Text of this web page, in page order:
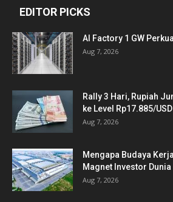
EDITOR PICKS
AI Factory 1 GW
Aug 7, 2026
Rally 3 Hari, Rupiah
ke Level Rp17.885/USD
Aug 7, 2026
Mengapa Budaya
Magnet Investor Dunia
Aug 7, 2026